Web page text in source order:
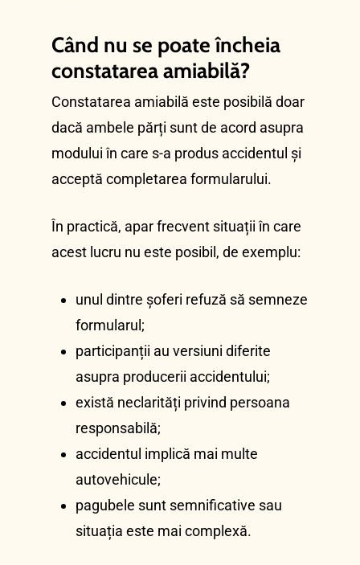
Când nu se poate încheia
constatarea amiabilă?
Constatarea amiabilă este posibilă doar
dacă ambele părți sunt de acord asupra
modului în care s-a produs accidentul și
acceptă completarea formularului.
În practică, apar frecvent situații în care
acest lucru nu este posibil, de exemplu:
unul dintre șoferi refuză să semneze
formularul;
participanții au versiuni diferite
asupra producerii accidentului;
există neclarități privind persoana
responsabilă;
accidentul implică mai multe
autovehicule;
pagubele sunt semnificative sau
situația este mai complexă.